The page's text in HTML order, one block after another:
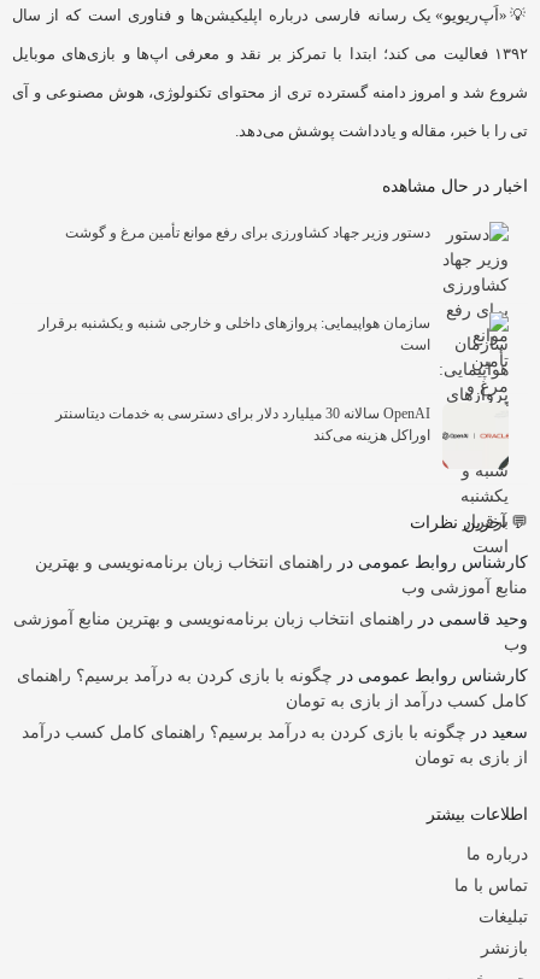
💡«اَپ‌ریویو» یک رسانه فارسی درباره اپلیکیشن‌ها و فناوری است که از سال
۱۳۹۲ فعالیت می کند؛ ابتدا با تمرکز بر نقد و معرفی اپ‌ها و بازی‌های موبایل
شروع شد و امروز دامنه گسترده تری از محتوای تکنولوژی، هوش مصنوعی و آی
تی را با خبر، مقاله و یادداشت پوشش می‌دهد.
اخبار در حال مشاهده
دستور وزیر جهاد کشاورزی برای رفع موانع تأمین مرغ و گوشت
سازمان هواپیمایی: پروازهای داخلی و خارجی شنبه و یکشنبه برقرار
است
OpenAI سالانه 30 میلیارد دلار برای دسترسی به خدمات دیتاسنتر
اوراکل هزینه می‌کند
💬 آخرین نظرات
کارشناس روابط عمومی در راهنمای انتخاب زبان برنامه‌نویسی و بهترین
منابع آموزشی وب
وحید قاسمی در راهنمای انتخاب زبان برنامه‌نویسی و بهترین منابع آموزشی
وب
کارشناس روابط عمومی در چگونه با بازی کردن به درآمد برسیم؟ راهنمای
کامل کسب درآمد از بازی به تومان
سعید در چگونه با بازی کردن به درآمد برسیم؟ راهنمای کامل کسب درآمد
از بازی به تومان
اطلاعات بیشتر
درباره ما
تماس با ما
تبلیغات
بازنشر